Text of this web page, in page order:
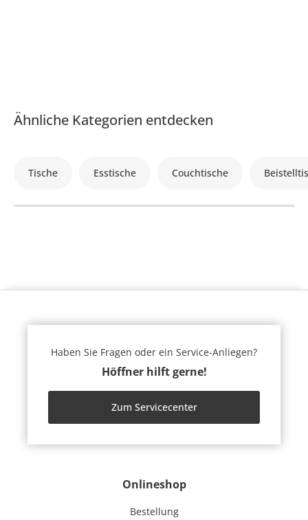
Ähnliche Kategorien entdecken
Tische Esstische Couchtische
Onlineshop
Bestellung
Haben Sie Fragen oder ein Service-Anliegen?
Höffner hilft gerne!
Zum Servicecenter